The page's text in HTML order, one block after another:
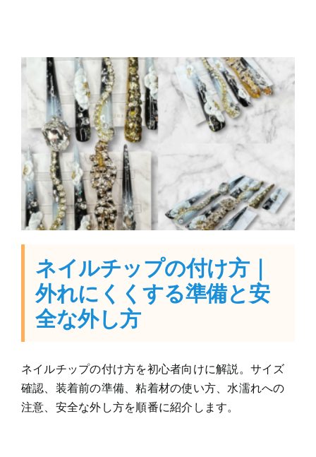
ネイルチップの付け方｜
外れにくくする準備と安
全な外し方
ネイルチップの付け方を初心者向けに解説。サイズ
確認、装着前の準備、粘着材の使い方、水濡れへの
注意、安全な外し方を順番に紹介します。